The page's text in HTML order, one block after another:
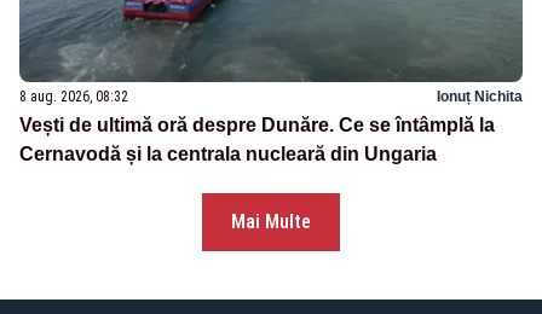
8 aug. 2026, 08:32 Ionuț Nichita
Vești de ultimă oră despre Dunăre. Ce se întâmplă la
Cernavodă și la centrala nucleară din Ungaria
Mai Multe